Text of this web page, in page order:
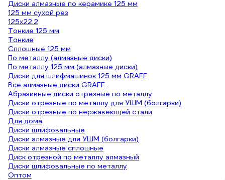
Диски алмазные по керамике 125 мм
125 мм сухой рез
125х22.2
Тонкие 125 мм
Тонкие
Сплошные 125 мм
По металлу (алмазные диски)
По металлу 125 мм (алмазные диски)
Диски для шлифмашинок 125 мм GRAFF
Все алмазные диски GRAFF
Абразивные диски отрезные по металлу
Диски отрезные по металлу для УШМ (болгарки)
Диски отрезные по нержавеющей стали
Для дома
Диски шлифовальные
Диски алмазные для УШМ (болгарки)
Диски алмазные сплошные
Диск отрезной по металлу алмазный
Диски шлифовальные по металлу
Оптом